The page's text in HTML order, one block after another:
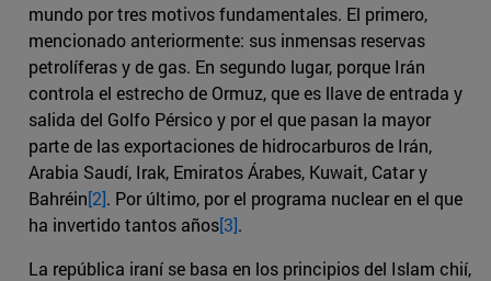
mundo por tres motivos fundamentales. El primero,
mencionado anteriormente: sus inmensas reservas
petrolíferas y de gas. En segundo lugar, porque Irán
controla el estrecho de Ormuz, que es llave de entrada y
salida del Golfo Pérsico y por el que pasan la mayor
parte de las exportaciones de hidrocarburos de Irán,
Arabia Saudí, Irak, Emiratos Árabes, Kuwait, Catar y
Bahréin[2]. Por último, por el programa nuclear en el que
ha invertido tantos años[3].
La república iraní se basa en los principios del Islam chií,